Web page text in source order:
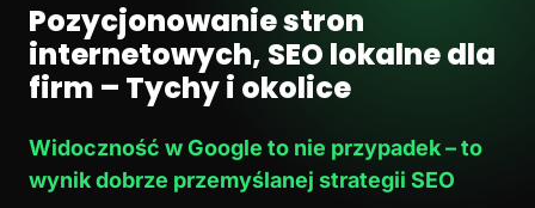
Pozycjonowanie stron
internetowych, SEO lokalne dla
firm – Tychy i okolice
Widoczność w Google to nie przypadek – to
wynik dobrze przemyślanej strategii SEO